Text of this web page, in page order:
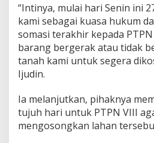
m
A
m
a
n
k
A
s
e
t
“Intinya, mulai hari Senin ini
kami sebagai kuasa hukum
somasi terakhir kepada
barang bergerak atau tidak
tanah kami untuk segera
Ijudin.
Ia melanjutkan, pihaknya
tujuh hari untuk PTPN VIII
mengosongkan lahan